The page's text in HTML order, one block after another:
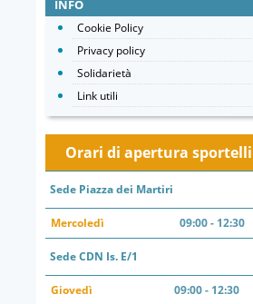
INFO
Cookie Policy
Privacy policy
Solidarietà
Link utili
Orari di apertura sportelli
Sede Piazza dei Martiri
Mercoledì 09:00 - 12:30
Sede CDN Is. E/1
Giovedì 09:00 - 12:30